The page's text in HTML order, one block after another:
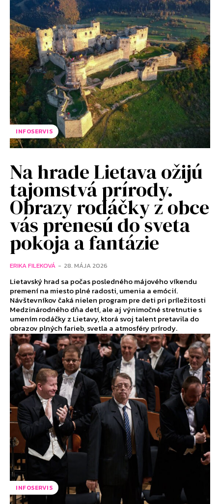
INFOSERVIS
Na hrade Lietava ožijú
tajomstvá prírody.
Obrazy rodáčky z obce
vás prenesú do sveta
pokoja a fantázie
ERIKA FILEKOVÁ - 28. MÁJA 2026
Lietavský hrad sa počas posledného májového víkendu
premení na miesto plné radosti, umenia a emócií.
Návštevníkov čaká nielen program pre deti pri príležitosti
Medzinárodného dňa detí, ale aj výnimočné stretnutie s
umením rodáčky z Lietavy, ktorá svoj talent pretavila do
obrazov plných farieb, svetla a atmosféry prírody.
INFOSERVIS